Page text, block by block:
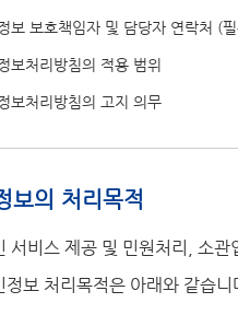
보 보호책임자 및 담당자 연락처 (
보처리방침의 적용 범위
보처리방침의 고지 의무
보의 처리목적
비스 제공 및 민원처리, 소관
보 처리목적은 아래와 같습니